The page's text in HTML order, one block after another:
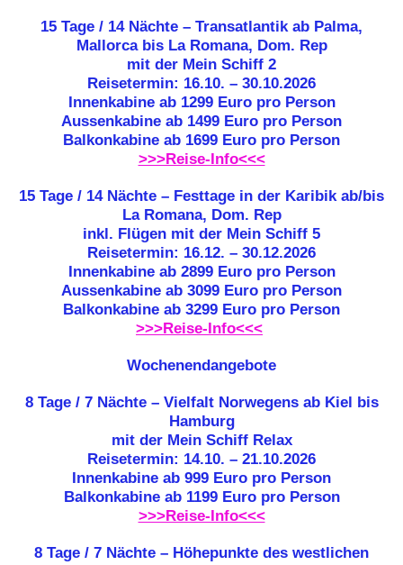
15 Tage / 14 Nächte – Transatlantik ab Palma,
Mallorca bis La Romana, Dom. Rep
mit der Mein Schiff 2
Reisetermin: 16.10. – 30.10.2026
Innenkabine ab 1299 Euro pro Person
Aussenkabine ab 1499 Euro pro Person
Balkonkabine ab 1699 Euro pro Person
>>>Reise-Info<<<
15 Tage / 14 Nächte – Festtage in der Karibik ab/bis
La Romana, Dom. Rep
inkl. Flügen mit der Mein Schiff 5
Reisetermin: 16.12. – 30.12.2026
Innenkabine ab 2899 Euro pro Person
Aussenkabine ab 3099 Euro pro Person
Balkonkabine ab 3299 Euro pro Person
>>>Reise-Info<<<
Wochenendangebote
8 Tage / 7 Nächte – Vielfalt Norwegens ab Kiel bis
Hamburg
mit der Mein Schiff Relax
Reisetermin: 14.10. – 21.10.2026
Innenkabine ab 999 Euro pro Person
Balkonkabine ab 1199 Euro pro Person
>>>Reise-Info<<<
8 Tage / 7 Nächte – Höhepunkte des westlichen